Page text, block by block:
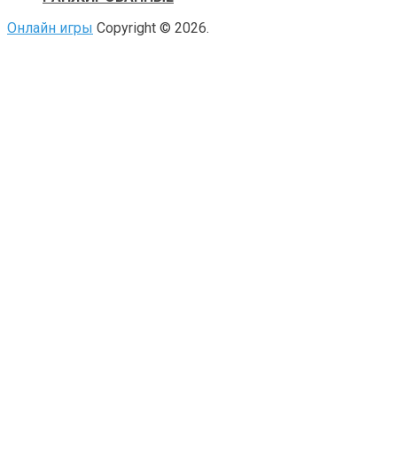
Онлайн игры Copyright © 2026.